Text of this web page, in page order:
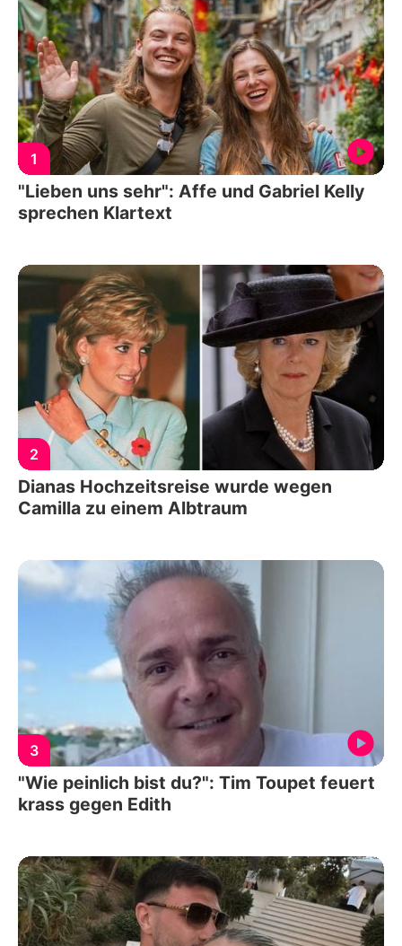
1
"Lieben uns sehr": Affe und Gabriel Kelly
sprechen Klartext
2
Dianas Hochzeitsreise wurde wegen
Camilla zu einem Albtraum
3
"Wie peinlich bist du?": Tim Toupet feuert
krass gegen Edith